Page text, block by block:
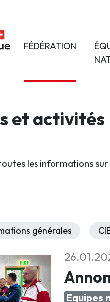
FÉDÉRATION
et activités
les informations
générales
Equipes